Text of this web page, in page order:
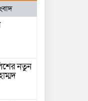
নতুন